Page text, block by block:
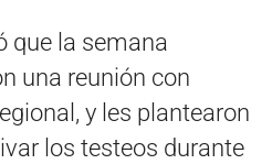
que la semana
una reunión con
y les plantearon
los testeos durante